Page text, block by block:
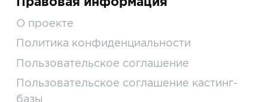
О проекте
Политика конфиденциальности
Пользовательское соглашение
Пользовательское соглашение кастинг-
базы